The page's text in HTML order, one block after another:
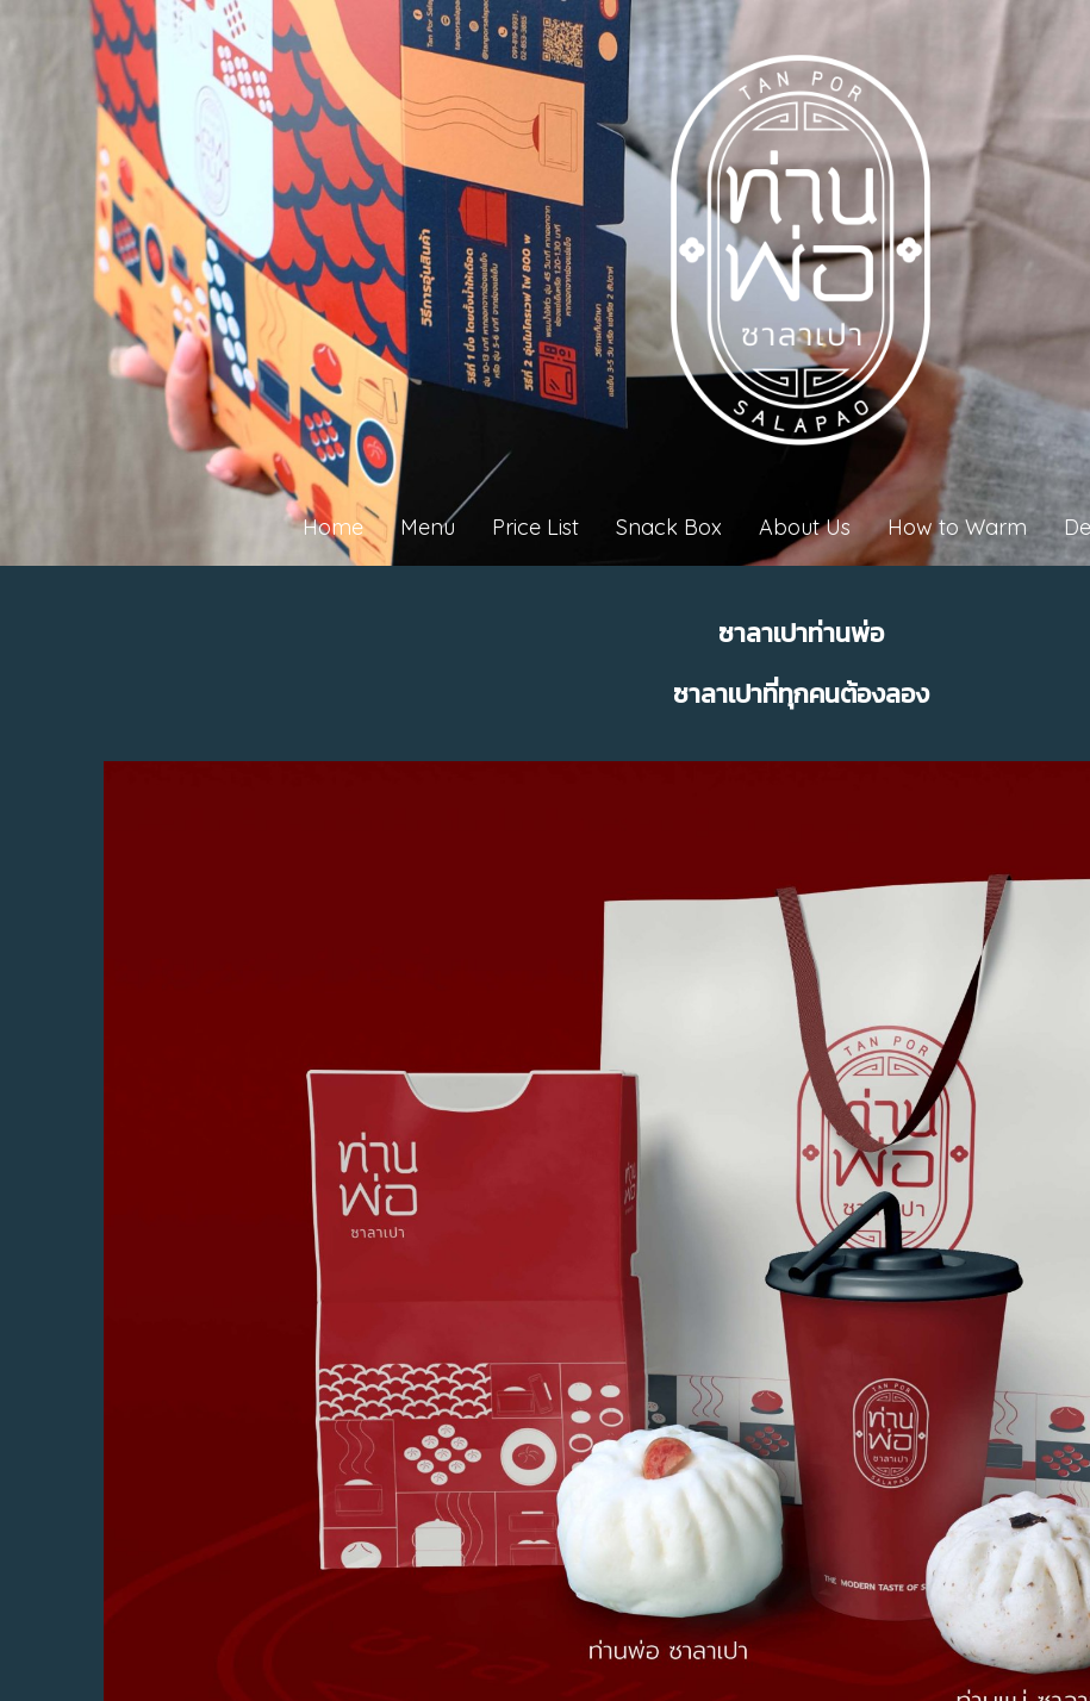
Home Menu Price List Snack Box About Us How to Warm
ซาลาเปาท่านพ่อ
ซาลาเปาที่ทุกคนต้องลอง